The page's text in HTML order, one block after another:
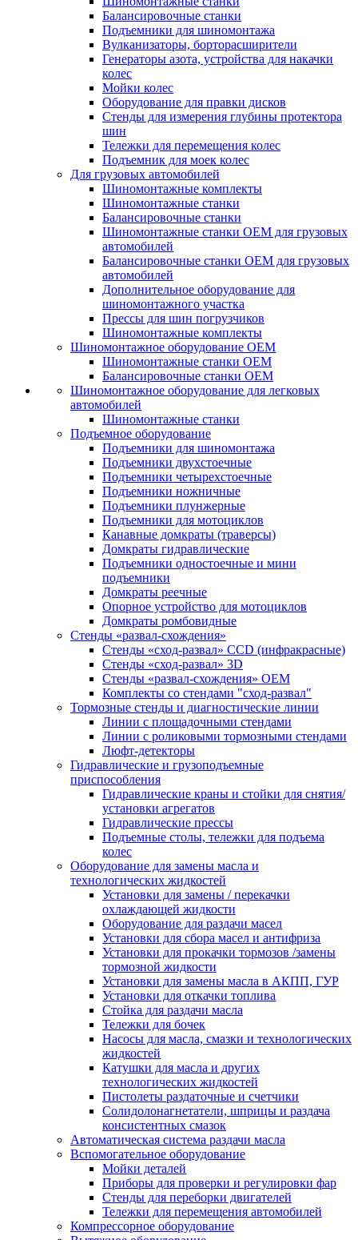
Балансировочные станки
Подъемники для шиномонтажа
Вулканизаторы, борторасширители
Генераторы азота, устройства для накачки
колес
Мойки колес
Оборудование для правки дисков
Стенды для измерения глубины протектора
шин
Тележки для перемещения колес
Подъемник для моек колеc
Для грузовых автомобилей
Шиномонтажные комплекты
Шиномонтажные станки
Балансировочные станки
Шиномонтажные станки ОЕМ для грузовых
автомобилей
Балансировочные станки ОЕМ для грузовых
автомобилей
Дополнительное оборудование для
шиномонтажного участка
Прессы для шин погрузчиков
Шиномонтажные комплекты
Шиномонтажное оборудование ОЕМ
Шиномонтажные станки ОЕМ
Балансировочные станки ОЕМ
Шиномонтажное оборудование для легковых
автомобилей
Шиномонтажные станки
Подъемное оборудование
Подъемники для шиномонтажа
Подъемники двухстоечные
Подъемники четырехстоечные
Подъемники ножничные
Подъемники плунжерные
Подъемники для мотоциклов
Канавные домкраты (траверсы)
Домкраты гидравлические
Подъемники одностоечные и мини
подъемники
Домкраты реечные
Опорное устройство для мотоциклов
Домкраты ромбовидные
Стенды «развал-схождения»
Стенды «сход-развал» CCD (инфракрасные)
Стенды «сход-развал» 3D
Стенды «развал-схождения» ОЕМ
Комплекты со стендами "сход-развал"
Тормозные стенды и диагностические линии
Линии с площадочными стендами
Линии с роликовыми тормозными стендами
Люфт-детекторы
Гидравлические и грузоподъемные
приспособления
Гидравлические краны и стойки для снятия/
установки агрегатов
Гидравлические прессы
Подъемные столы, тележки для подъема
колес
Оборудование для замены масла и
технологических жидкостей
Установки для замены / перекачки
охлаждающей жидкости
Оборудование для раздачи масел
Установки для сбора масел и антифриза
Установки для прокачки тормозов /замены
тормозной жидкости
Установки для замены масла в АКПП, ГУР
Установки для откачки топлива
Стойка для раздачи масла
Тележки для бочек
Насосы для масла, смазки и технологических
жидкостей
Катушки для масла и других
технологических жидкостей
Пистолеты раздаточные и счетчики
Солидолонагнетатели, шприцы и раздача
консистентных смазок
Автоматическая система раздачи масла
Вспомогательное оборудование
Мойки деталей
Приборы для проверки и регулировки фар
Стенды для переборки двигателей
Тележки для перемещения автомобилей
Компрессорное оборудование